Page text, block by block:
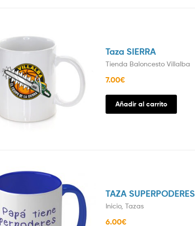
Taza SIERRA
Tienda Baloncesto Villalba
7.00€
Añadir al carrito
TAZA SUPERPODERES
Inicio, Tazas
6.00€